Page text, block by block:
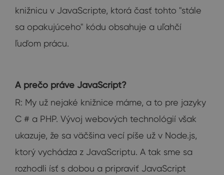
knižnicu v JavaScripte, ktorá časť tohto "stále
sa opakujúceho" kódu obsahuje a uľahčí
ľuďom prácu.
A prečo práve JavaScript?
R: My už nejaké knižnice máme, a to pre jazyky
C # a PHP. Vývoj webových technológií však
ukazuje, že sa väčšina vecí píše už v Node.js,
ktorý vychádza z JavaScriptu. A tak sme sa
rozhodli ísť s dobou a pripraviť JavaScript